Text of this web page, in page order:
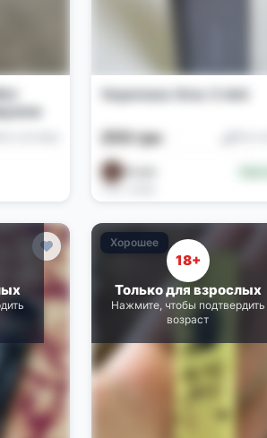
Vaporesso Xros 3 mini
250 грн
3 дн. назад
Хорошее
18+
Только для взрослых
Нажмите, чтобы подтвердить
возраст